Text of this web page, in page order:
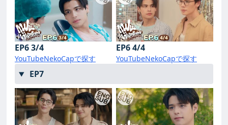
EP6 3/4
YouTubeNekoCapで探す
EP6 4/4
YouTubeNekoCapで探す
EP7